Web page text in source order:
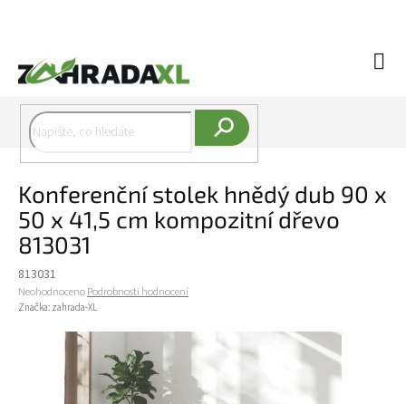
Konferenční stolek hnědý dub 90 x
50 x 41,5 cm kompozitní dřevo
813031
813031
Průměrné hodnocení produktu je 0,0 z 5 hvězdiček.
NeohodnocenoPodrobnosti hodnocení
Značka: zahrada-XL